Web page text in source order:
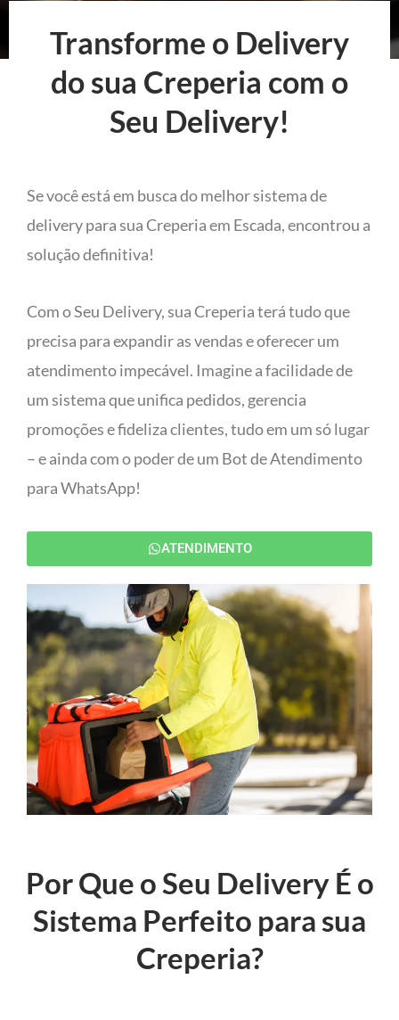
Transforme o Delivery
do sua Creperia com o
Seu Delivery!
Se você está em busca do melhor sistema de
delivery para sua Creperia em Escada, encontrou a
solução definitiva!
Com o Seu Delivery, sua Creperia terá tudo que
precisa para expandir as vendas e oferecer um
atendimento impecável. Imagine a facilidade de
um sistema que unifica pedidos, gerencia
promoções e fideliza clientes, tudo em um só lugar
– e ainda com o poder de um Bot de Atendimento
para WhatsApp!
ATENDIMENTO
Por Que o Seu Delivery É o
Sistema Perfeito para sua
Creperia?